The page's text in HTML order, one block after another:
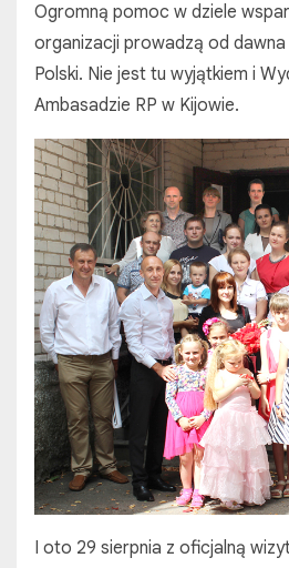
Ogromną pomoc w dziele
organizacji prowadzą od
Polski. Nie jest tu wyjątkiem i
Ambasadzie RP w Kijowie.
I oto 29 sierpnia z oficjalną